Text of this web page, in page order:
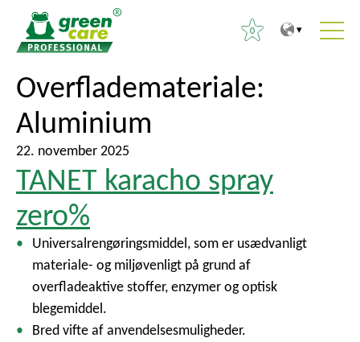
0
S
ø
g
e
f
t
e
r
Overflademateriale:
Aluminium
22. november 2025
TANET karacho spray
zero%
Universalrengøringsmiddel, som er usædvanligt
materiale- og miljøvenligt på grund af
overfladeaktive stoffer, enzymer og optisk
blegemiddel.
Bred vifte af anvendelsesmuligheder.